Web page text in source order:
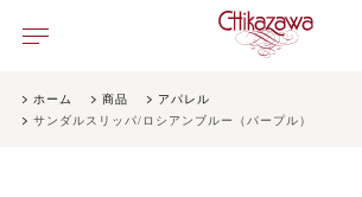
ホーム 商品
アパレル
サンダルスリッパ/ロシアンブルー（パープル）